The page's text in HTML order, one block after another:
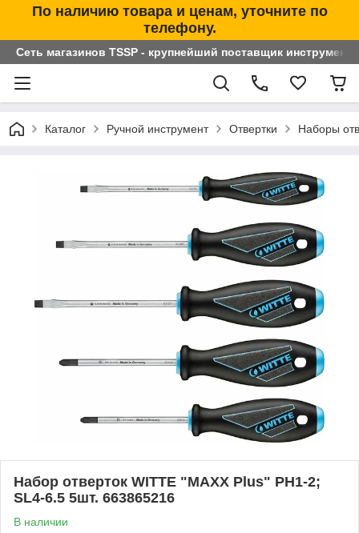
По наличию товара и ценам, уточните по
телефону.
Сеть магазинов TSSP - крупнейший поставщик
Каталог Ручной инструмент Отвертки Наборы
Набор отверток WITTE "MAXX Plus" PH1-2;
SL4-6.5 5шт. 663865216
В наличии